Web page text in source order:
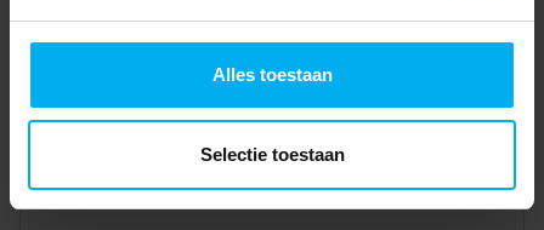
Alles toestaan
Selectie toestaan